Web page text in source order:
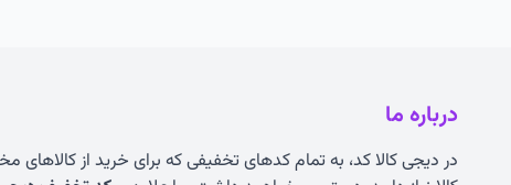
درباره ما
در دیجی کالا کد، به تمام کدهای تخفیفی که برای خرید از کالاهای